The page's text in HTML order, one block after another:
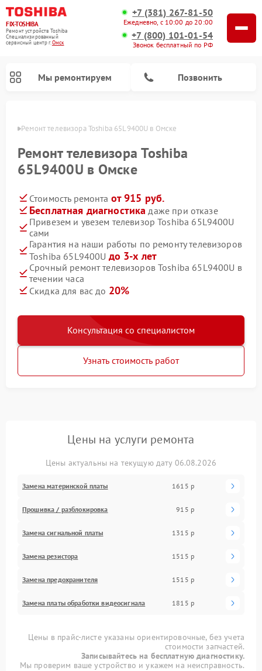
FIX-TOSHIBA
Ремонт устройств Toshiba
Специализированный
cервисный центр г.Омск
+7 (381) 267-81-50
Ежедневно, с 10:00 до 20:00
+7 (800) 101-01-54
Звонок бесплатный по РФ
Мы ремонтируем Позвонить
Ремонт телевизора Toshiba 65L9400U в Омске
Ремонт телевизора Toshiba
65L9400U в Омске
Стоимость ремонта от 915 руб.
Бесплатная диагностика даже при отказе
Привезем и увезем телевизор Toshiba 65L9400U
сами
Гарантия на наши работы по ремонту телевизоров
Toshiba 65L9400U до 3-х лет
Срочный ремонт телевизоров Toshiba 65L9400U в
течении часа
Скидка для вас до 20%
Консультация со специалистом
Узнать стоимость работ
Цены на услуги ремонта
Цены актуальны на текущую дату 06.08.2026
Замена материнской платы 1615 р
Прошивка / разблокировка 915 р
Замена сигнальной платы 1315 р
Замена резистора 1515 р
Замена предохранителя 1515 р
Замена платы обработки видеосигнала 1815 р
Цены в прайс-листе указаны ориентировочные, без учета
стоимости запчастей.
Записывайтесь на бесплатную диагностику.
Мы проверим ваше устройство и укажем на неисправность.